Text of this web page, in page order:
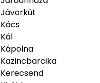
Jávorkút
Kács
Kál
Kápolna
Kazincbarcika
Kerecsend